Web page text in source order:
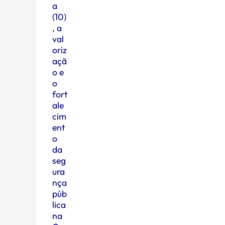
a
(10)
, a
val
oriz
açã
o e
o
fort
ale
cim
ent
o
da
seg
ura
nça
púb
lica
na